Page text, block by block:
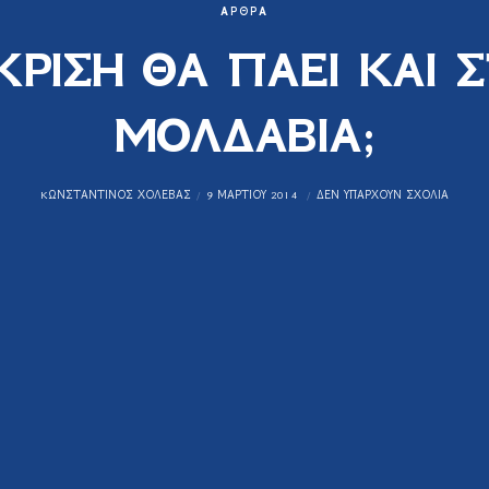
ΆΡΘΡΑ
ΘΑ ΠΑΕΙ ΚΑΙ
ΜΟΛΔΑΒΙΑ;
KΩΝΣΤΑΝΤΊΝΟΣ ΧΟΛΈΒΑΣ 9 ΜΑΡΤΊΟΥ 2014 ΔΕΝ ΥΠΆΡΧΟΥΝ ΣΧΌΛΙΑ